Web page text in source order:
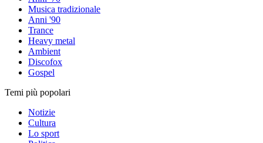
Musica tradizionale
Anni '90
Trance
Heavy metal
Ambient
Discofox
Gospel
Temi più popolari
Notizie
Cultura
Lo sport